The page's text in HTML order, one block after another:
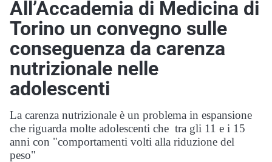
All’Accademia di Medicina di
Torino un convegno sulle
conseguenza da carenza
nutrizionale nelle
adolescenti
La carenza nutrizionale è un problema in espansione
che riguarda molte adolescenti che tra gli 11 e i 15
anni con "comportamenti volti alla riduzione del
peso"